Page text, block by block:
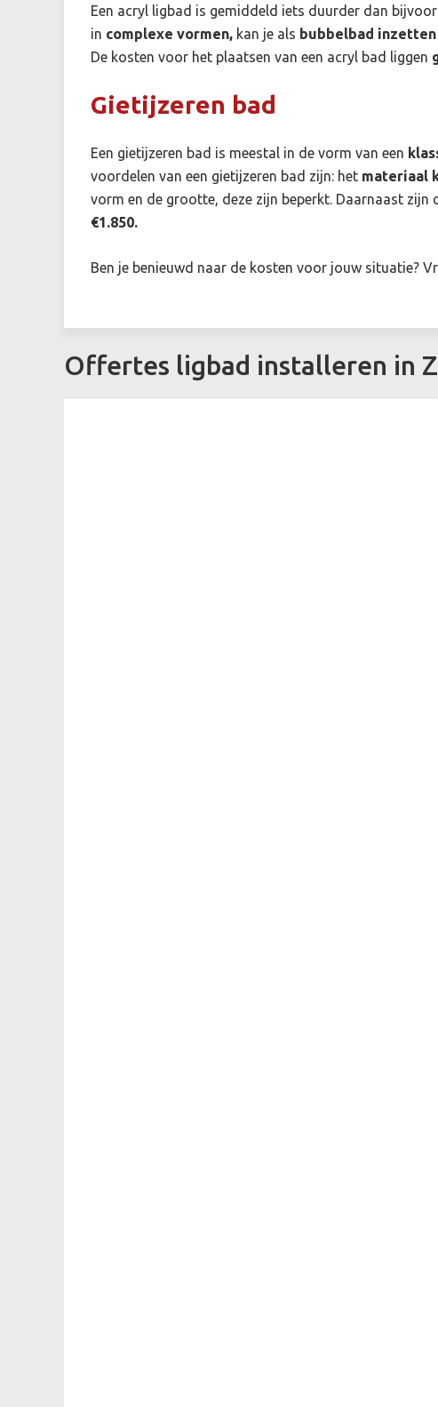
Een acryl ligbad is gemiddeld iets duurder dan
in complexe vormen, kan je als bubbelbad inzetten
De kosten voor het plaatsen van een acryl bad liggen
Gietijzeren bad
Een gietijzeren bad is meestal in de vorm van een
voordelen van een gietijzeren bad zijn: het materiaal
vorm en de grootte, deze zijn beperkt. Daarnaast
€1.850.
Ben je benieuwd naar de kosten voor jouw situatie?
Offertes ligbad installeren in